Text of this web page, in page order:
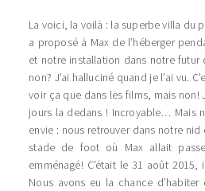
La voici, la voilà : la superbe villa du
a proposé à Max de l’héberger
et notre installation dans notre futur
non? J’ai halluciné quand je l’ai vu.
voir ça que dans les films, mais non!
jours la dedans ! Incroyable… Mais
envie : nous retrouver dans notre nid
stade de foot où Max allait
emménagé! C’était le 31 août
Nous avons eu la chance